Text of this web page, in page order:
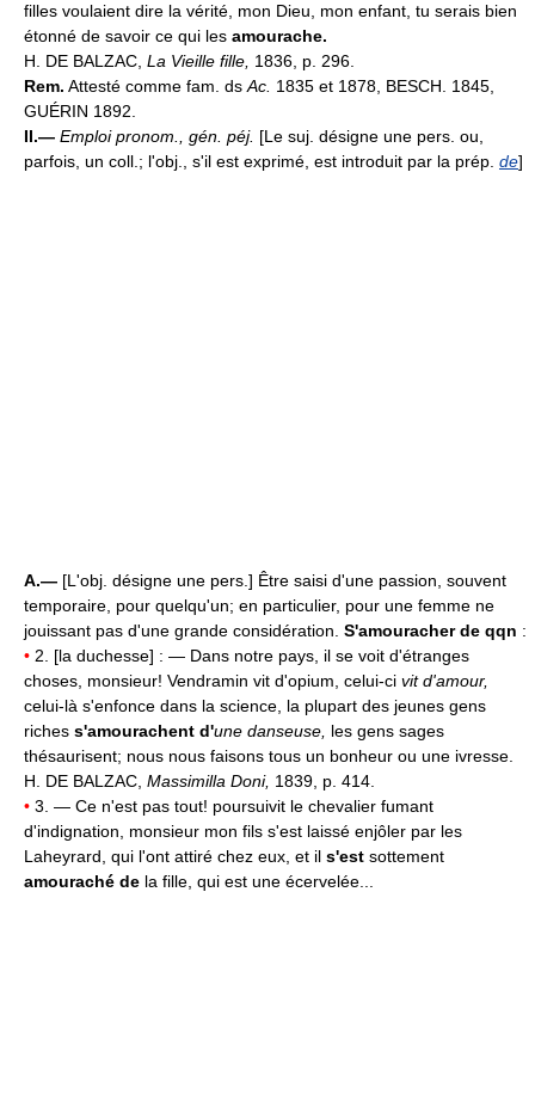
filles voulaient dire la vérité, mon Dieu, mon enfant, tu serais bien
étonné de savoir ce qui les amourache.
H. DE BALZAC, La Vieille fille, 1836, p. 296.
Rem. Attesté comme fam. ds Ac. 1835 et 1878, BESCH. 1845,
GUÉRIN 1892.
II.— Emploi pronom., gén. péj. [Le suj. désigne une pers. ou,
parfois, un coll.; l'obj., s'il est exprimé, est introduit par la prép. de]
A.— [L'obj. désigne une pers.] Être saisi d'une passion, souvent
temporaire, pour quelqu'un; en particulier, pour une femme ne
jouissant pas d'une grande considération. S'amouracher de qqn :
• 2. [la duchesse] : — Dans notre pays, il se voit d'étranges
choses, monsieur! Vendramin vit d'opium, celui-ci vit d'amour,
celui-là s'enfonce dans la science, la plupart des jeunes gens
riches s'amourachent d'une danseuse, les gens sages
thésaurisent; nous nous faisons tous un bonheur ou une ivresse.
H. DE BALZAC, Massimilla Doni, 1839, p. 414.
• 3. — Ce n'est pas tout! poursuivit le chevalier fumant
d'indignation, monsieur mon fils s'est laissé enjôler par les
Laheyrard, qui l'ont attiré chez eux, et il s'est sottement
amouraché de la fille, qui est une écervelée...